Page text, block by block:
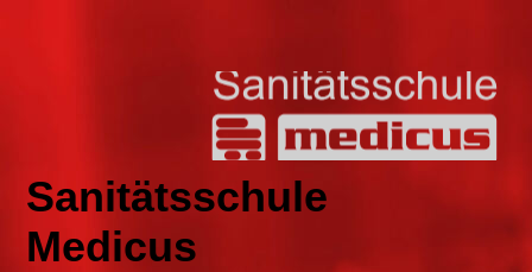
Sanitätsschule
Medicus